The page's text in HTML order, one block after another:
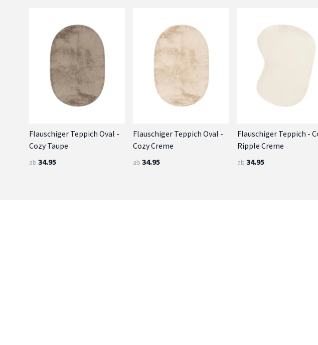
Flauschiger Teppich Oval -
Cozy Taupe
ab 34.95
Flauschiger Teppich Oval -
Cozy Creme
ab 34.95
Flauschiger Teppich -
Ripple Creme
ab 34.95